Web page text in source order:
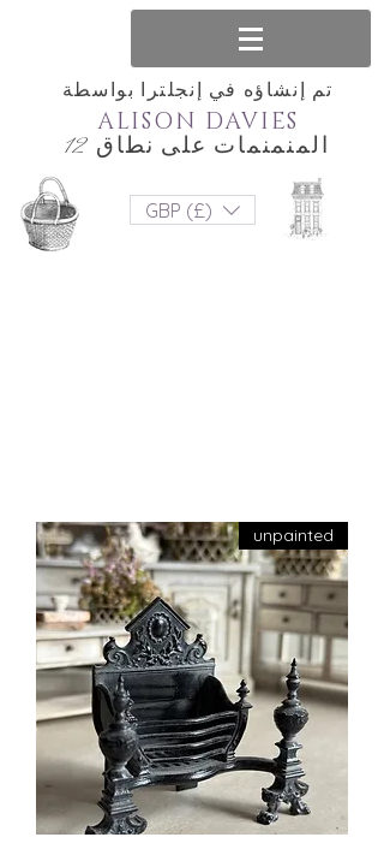
تم إنشاؤه في إنجلترا بواسطة
المنمنمات على نطاق 12
ALISON DAVIES
GBP (£)
unpainted